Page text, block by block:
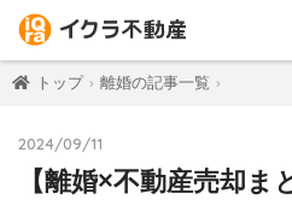
トップ 離婚の記事一覧
2024/09/11
【離婚×不動産売却